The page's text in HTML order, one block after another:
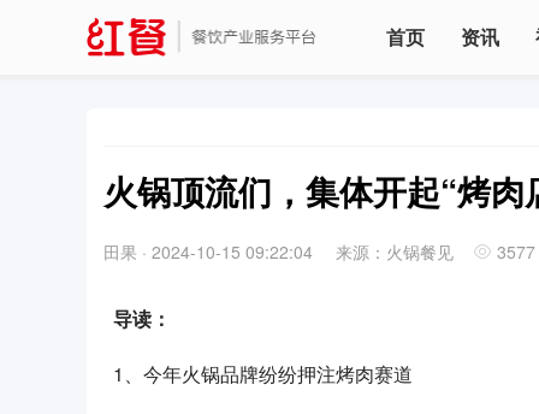
首页 资讯
火锅顶流们，集体开起“烤肉
田果 · 2024-10-15 09:22:04 来源：火锅餐见 3577
导读：
1、今年火锅品牌纷纷押注烤肉赛道